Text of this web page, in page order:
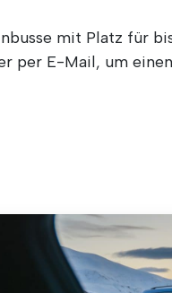
mit Platz für
per E-Mail, um